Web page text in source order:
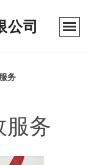
公司
务
服务